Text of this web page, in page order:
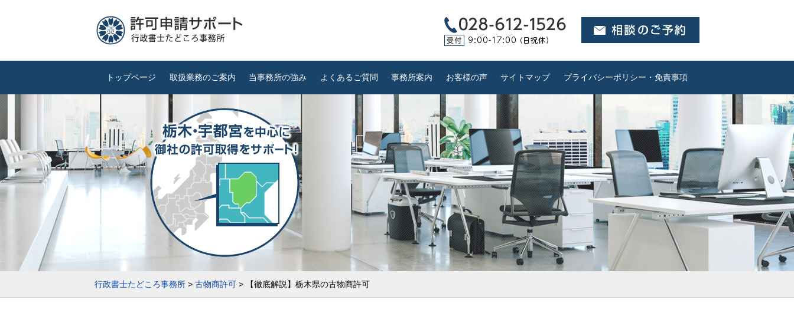
トップページ 取扱業務のご案内 当事務所の強み よくあるご質問 事務所案内 お客様の声 サイトマップ プライバシーポリシー・免責事項
行政書士たどころ事務所 > 古物商許可 > 【徹底解説】栃木県の古物商許可